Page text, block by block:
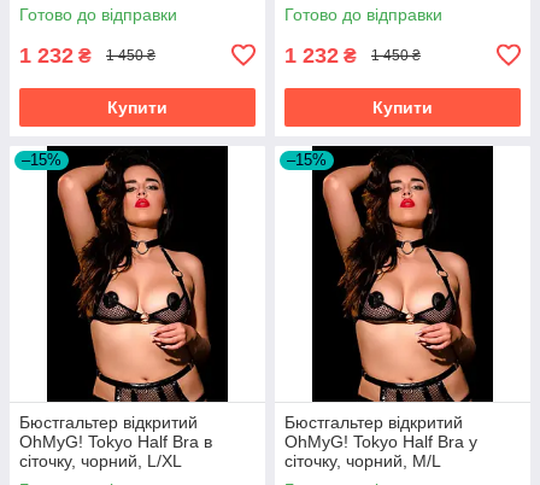
Готово до відправки
1 232 ₴ 1 450 ₴
Купити
Готово до відправки
1 232 ₴ 1 450 ₴
Купити
–15%
Бюстгальтер відкритий
OhMyG! Tokyo Half Bra в
сіточку, чорний, L/XL
–15%
Бюстгальтер відкритий
OhMyG! Tokyo Half Bra у
сіточку, чорний, M/L